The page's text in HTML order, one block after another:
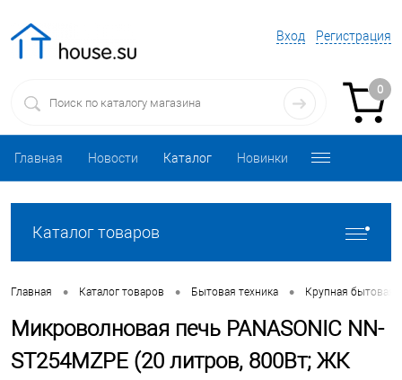
Вход Регистрация
0
Главная Новости Каталог Новинки
Каталог товаров
Главная • Каталог товаров • Бытовая техника • Крупная бытовая
Микроволновая печь PANASONIC NN-
ST254MZPE (20 литров, 800Вт; ЖК